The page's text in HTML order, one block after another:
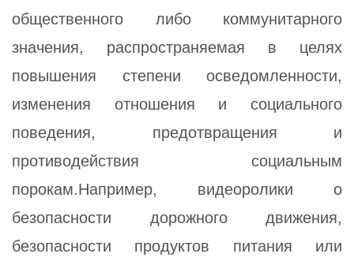
общественного либо коммунитарного
значения, распространяемая в целях
повышения степени осведомленности,
изменения отношения и социального
поведения, предотвращения и
противодействия социальным
порокам.Например, видеоролики о
безопасности дорожного движения,
безопасности продуктов питания или